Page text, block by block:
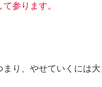
参ります。
まり、やせていくには